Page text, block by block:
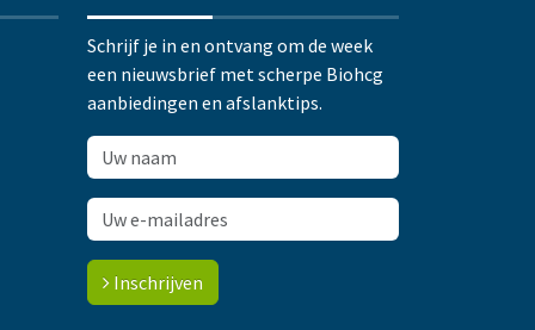
Schrijf je in en ontvang om de week
een nieuwsbrief met scherpe Biohcg
aanbiedingen en afslanktips.
Inschrijven